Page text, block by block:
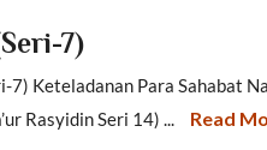
7)
7) Keteladanan Para Sahabat
Rasyidin Seri 14) ...
Read